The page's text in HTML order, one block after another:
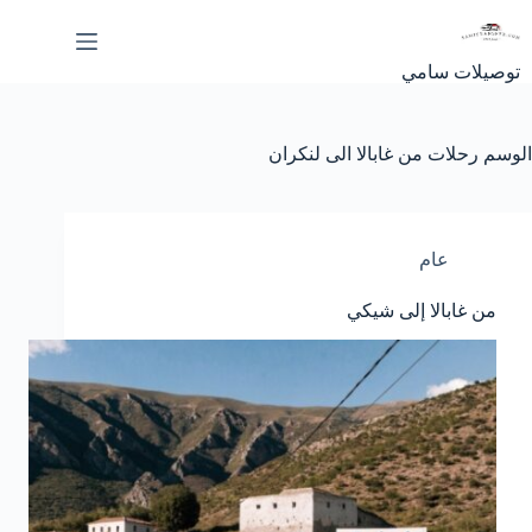
إلى
توصيلات سامي
الوسم رحلات من غابالا الى لنكران
عام
من غابالا إلى شيكي